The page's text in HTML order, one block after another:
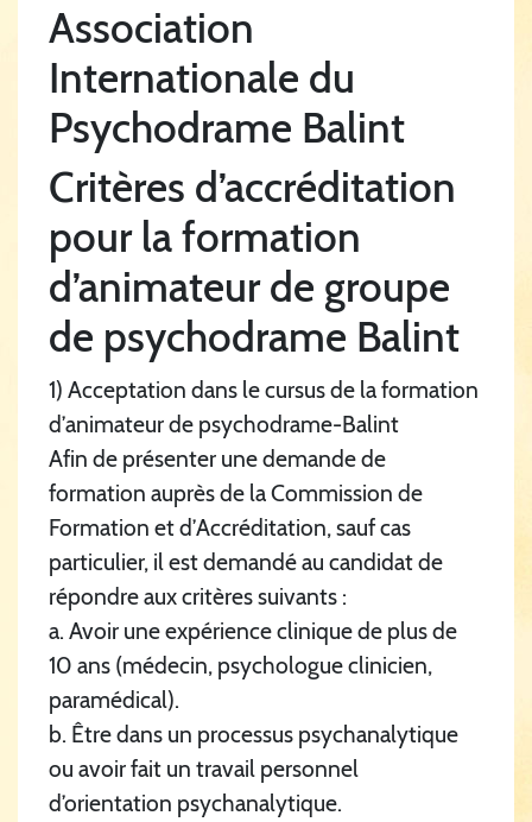
Association
Internationale du
Psychodrame Balint
Critères d’accréditation
pour la formation
d’animateur de groupe
de psychodrame Balint
1) Acceptation dans le cursus de la formation
d’animateur de psychodrame-Balint
Afin de présenter une demande de
formation auprès de la Commission de
Formation et d’Accréditation, sauf cas
particulier, il est demandé au candidat de
répondre aux critères suivants :
a. Avoir une expérience clinique de plus de
10 ans (médecin, psychologue clinicien,
paramédical).
b. Être dans un processus psychanalytique
ou avoir fait un travail personnel
d’orientation psychanalytique.